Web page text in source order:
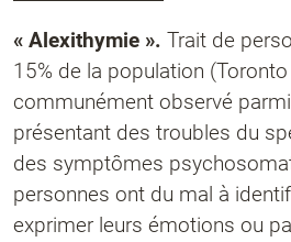
« Alexithymie ». Trait de
15% de la population
communément observé
présentant des troubles du
des symptômes
personnes ont du mal à
exprimer leurs émotions ou